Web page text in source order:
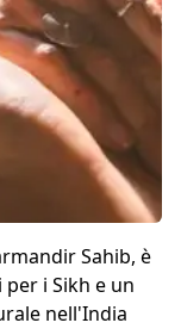
Sahib, è
i Sikh e un
nell'India